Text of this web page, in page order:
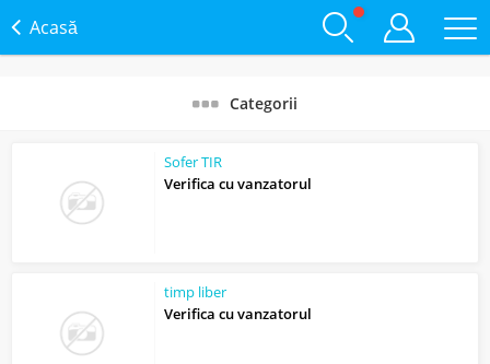
Acasă
Categorii
Sofer TIR
Verifica cu vanzatorul
timp liber
Verifica cu vanzatorul